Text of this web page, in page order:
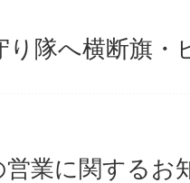
り隊へ横断旗
営業に関するお